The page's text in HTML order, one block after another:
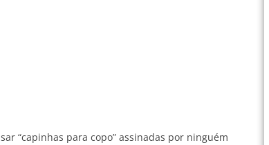
“capinhas para copo” assinadas por ninguém